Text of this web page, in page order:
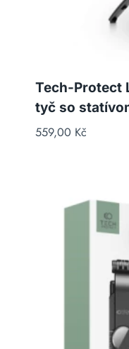
Tech-Protect
tyč so
559,00 Kč